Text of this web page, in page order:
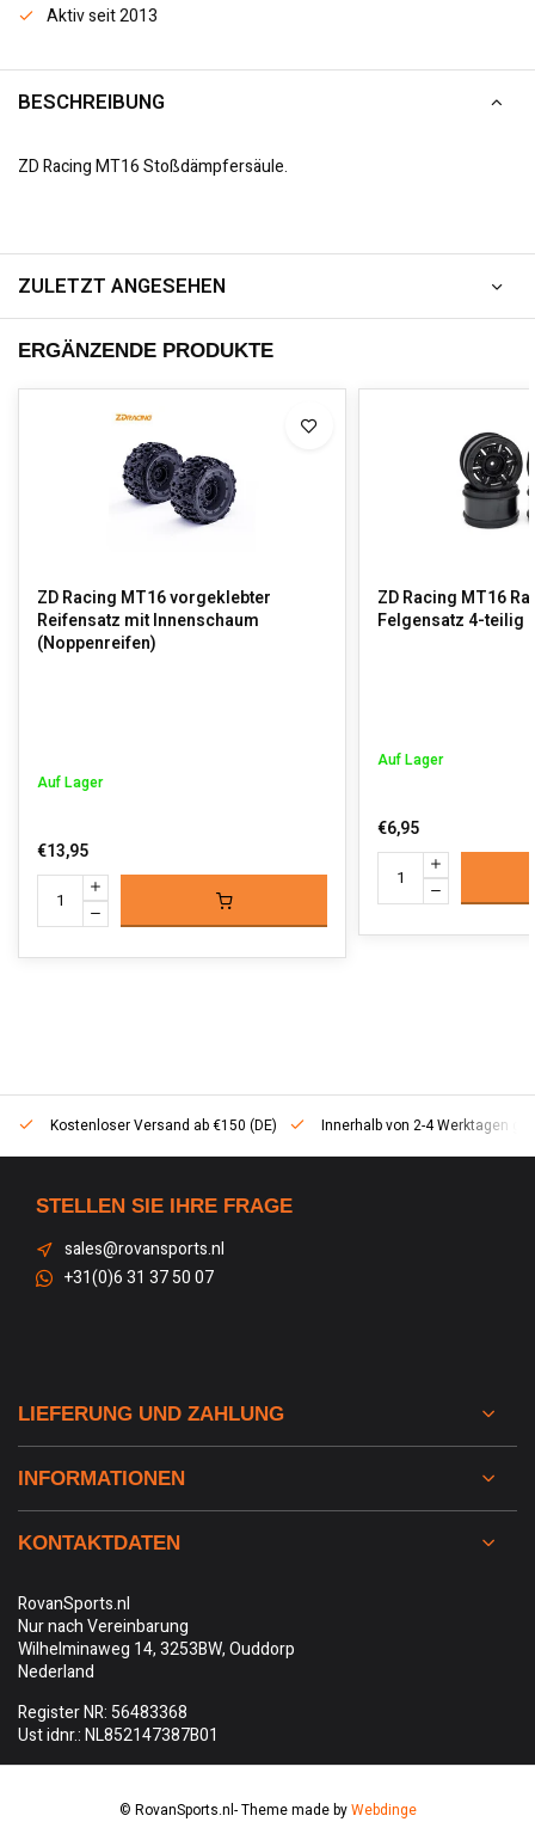
Aktiv seit 2013
BESCHREIBUNG
ZD Racing MT16 Stoßdämpfersäule.
ZULETZT ANGESEHEN
ERGÄNZENDE PRODUKTE
ZD Racing MT16 vorgeklebter
Reifensatz mit Innenschaum
(Noppenreifen)
Auf Lager
€13,95
ZD Racing MT16
Felgensatz 4-teilig
Auf Lager
€6,95
Kostenloser Versand ab €150 (DE) Innerhalb von 2-4 Werktagen
STELLEN SIE IHRE FRAGE
sales@rovansports.nl
+31(0)6 31 37 50 07
LIEFERUNG UND ZAHLUNG
INFORMATIONEN
KONTAKTDATEN
RovanSports.nl
Nur nach Vereinbarung
Wilhelminaweg 14, 3253BW, Ouddorp
Nederland
Register NR: 56483368
Ust idnr.: NL852147387B01
© RovanSports.nl- Theme made byWebdinge